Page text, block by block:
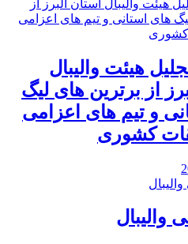
هیئت والیبال
از برترین های لیگ
و تیم های اعزامی
کشوری
والیبال